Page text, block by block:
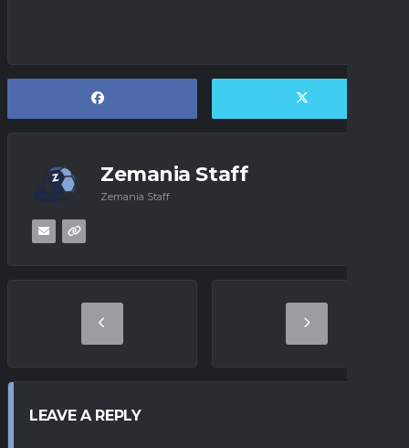
Zemania Staff
Zemania Staff
LEAVE A REPLY